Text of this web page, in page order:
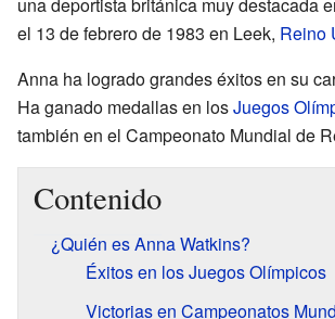
el 13 de febrero de 1983 en Leek, Reino
Anna ha logrado grandes éxitos en su
Ha ganado medallas en losJuegos
también en el Campeonato Mundial de
Contenido
¿Quién es Anna Watkins?
Éxitos en los Juegos Olímpicos
Victorias en Campeonatos